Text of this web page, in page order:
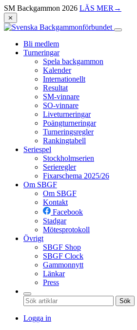
SM Backgammon 2026 LÄS MER →
⨯
Bli medlem
Turneringar
Spela backgammon
Kalender
Internationellt
Resultat
SM-vinnare
SO-vinnare
Liveturneringar
Poängturneringar
Turneringsregler
Rankingtabell
Seriespel
Stockholmserien
Serieregler
Fixarschema 2025/26
Om SBGF
Om SBGF
Kontakt
Facebook
Stadgar
Mötesprotokoll
Övrigt
SBGF Shop
SBGF Clock
Gammonnytt
Länkar
Press
Sök
Logga in